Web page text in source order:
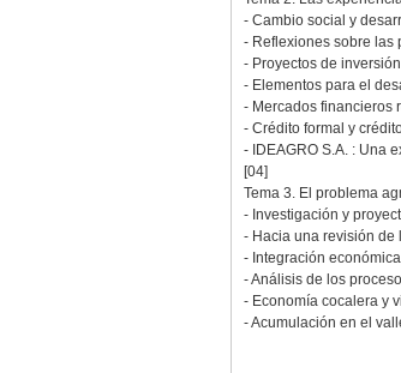
- Cambio social y
- Reflexiones sobre las
- Proyectos de
- Elementos para el
- Mercados financieros
- Crédito formal y
- IDEAGRO S.A. : Una
[04]
Tema 3. El problema
- Investigación y
- Hacia una revisión de
- Integración
- Análisis de los
- Economía cocalera y
- Acumulación en el